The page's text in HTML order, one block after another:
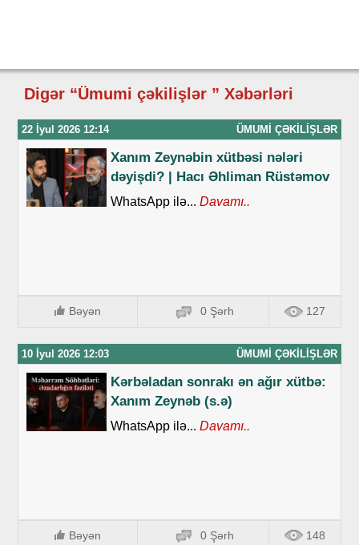
Digər “Ümumi çəkilişlər ” Xəbərləri
22 İyul 2026 12:14 ÜMUMI ÇƏKILIŞLƏR
Xanım Zeynəbin xütbəsi nələri
dəyişdi? | Hacı Əhliman Rüstəmov
WhatsApp ilə... Davamı..
Bəyən 0 Şərh 127
10 İyul 2026 12:03 ÜMUMI ÇƏKILIŞLƏR
Kərbəladan sonrakı ən ağır xütbə:
Xanım Zeynəb (s.ə)
WhatsApp ilə... Davamı..
Bəyən 0 Şərh 148